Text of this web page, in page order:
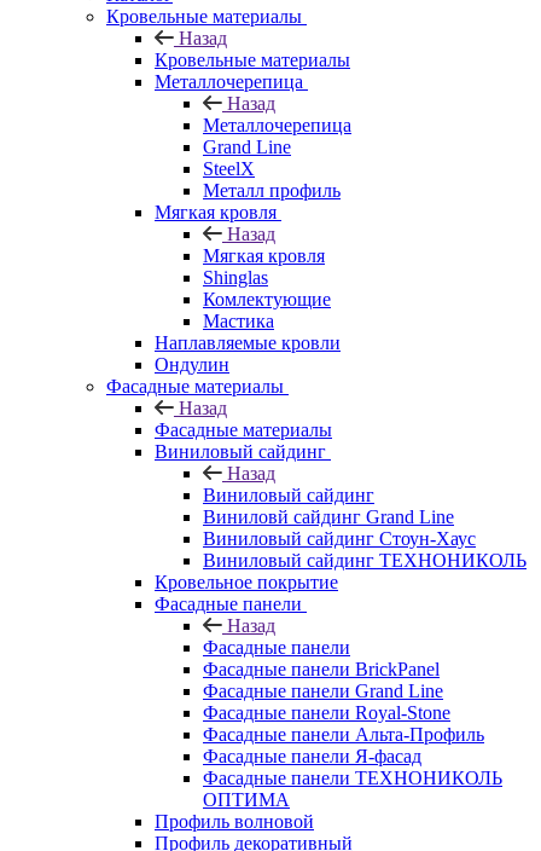
Кровельные материалы
Назад
Кровельные материалы
Металлочерепица
Назад
Металлочерепица
Grand Line
SteelX
Металл профиль
Мягкая кровля
Назад
Мягкая кровля
Shinglas
Комлектующие
Мастика
Наплавляемые кровли
Ондулин
Фасадные материалы
Назад
Фасадные материалы
Виниловый сайдинг
Назад
Виниловый сайдинг
Виниловй сайдинг Grand Line
Виниловый сайдинг Стоун-Хаус
Виниловый сайдинг ТЕХНОНИКОЛЬ
Кровельное покрытие
Фасадные панели
Назад
Фасадные панели
Фасадные панели BrickPanel
Фасадные панели Grand Line
Фасадные панели Royal-Stone
Фасадные панели Альта-Профиль
Фасадные панели Я-фасад
Фасадные панели ТЕХНОНИКОЛЬ
ОПТИМА
Профиль волновой
Профиль декоративный